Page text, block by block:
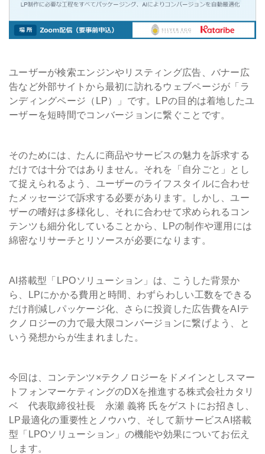
ユーザーが検索エンジンやリスティング広告、バナー広
告など外部サイトから最初に訪れるウェブページが「ラ
ンディングページ（LP）」です。LPの目的は着地したユ
ーザーを短時間でコンバージョンに繋ぐことです。
そのためには、たんに商品やサービスの魅力を訴求する
だけでは十分ではありません。それを「自分ごと」とし
て捉えられるよう、ユーザーのライフスタイルに合わせ
たメッセージで訴求する必要があります。しかし、ユー
ザーの嗜好は多様化し、それに合わせて求められるコン
テンツも細分化していることから、LPの制作や運用には
綿密なリサーチとリソースが必要になります。
AI搭載型「LPOソリューション」は、こうした背景か
ら、LPにかかる費用と時間、わずらわしい工数をできる
だけ削減しパッケージ化、さらに投資した広告費をAIテ
クノロジーの力で最大限コンバージョンに繋げよう、と
いう発想からが生まれました。
今回は、コンテンツ×テクノロジーをドメインとしスマー
トフォンマーケティングのDXを推進する株式会社カタリ
ベ 代表取締役社長 永瀬 義将 氏をゲストにお招きし、
LP最適化の重要性とノウハウ、そして新サービスAI搭載
型「LPOソリューション」の機能や効果についてお伝え
します。